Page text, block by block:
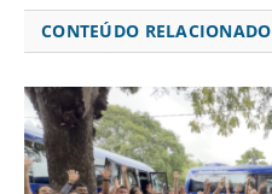
CONTEÚDO RELACIONADO